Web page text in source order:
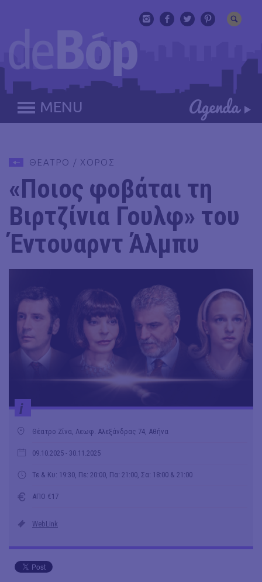
MENU
ΘΕΑΤΡΟ / ΧΟΡΟΣ
«Ποιος φοβάται τη
Βιρτζίνια Γουλφ» του
Έντουαρντ Άλμπυ
i
Θέατρο Ζίνα, Λεωφ. Αλεξάνδρας 74, Αθήνα
09.10.2025 - 30.11.2025
Τε & Κυ: 19:30, Πε: 20:00, Πα: 21:00, Σα: 18:00 & 21:00
ΑΠΟ €17
WebLink